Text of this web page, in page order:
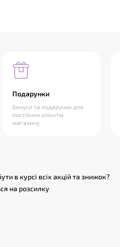
Подарунки
Бонуси та подарунки для
постійних клієнтів
магазину
в курсі всіх акцій та знижок?
на розсилку